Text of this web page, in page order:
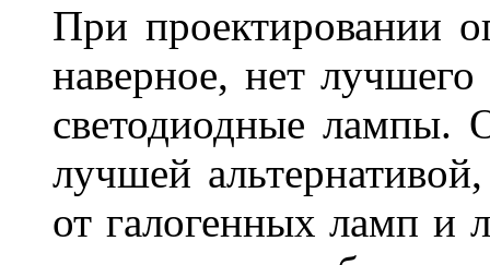
При проектировании
наверное, нет
светодиодные лампы.
лучшей
от галогенных ламп и